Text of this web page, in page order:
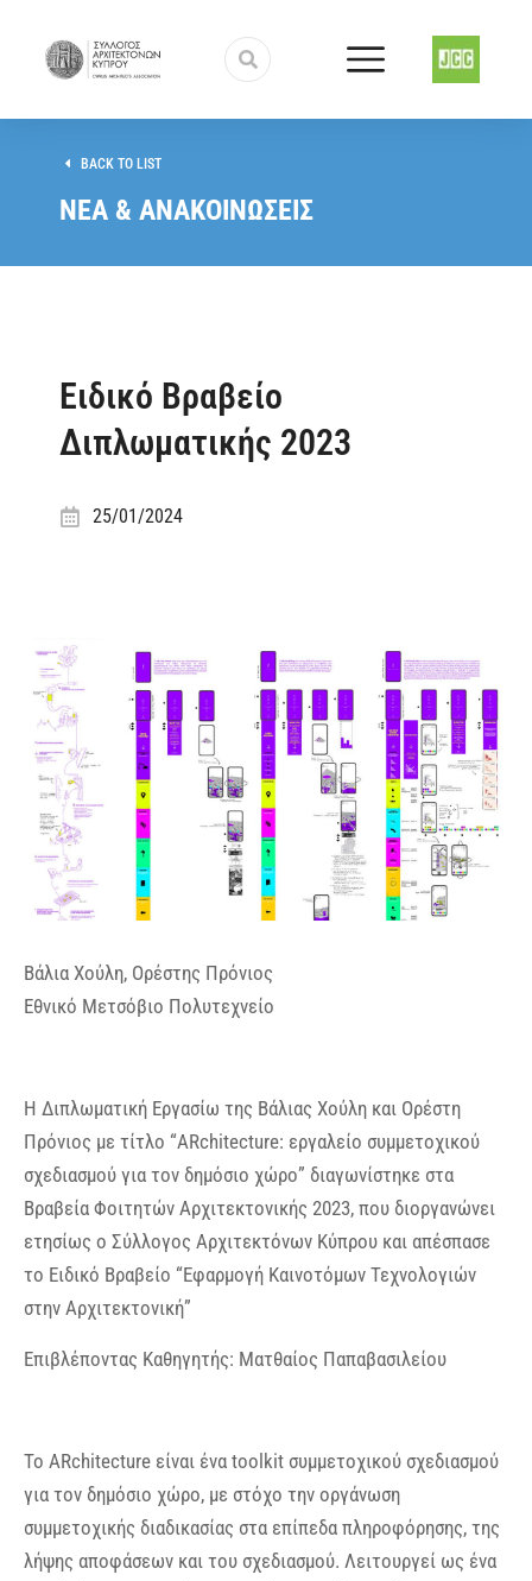
BACK TO LIST
ΝΕΑ & ΑΝΑΚΟΙΝΩΣΕΙΣ
Ειδικό Βραβείο
Διπλωματικής 2023
25/01/2024
Βάλια Χούλη, Ορέστης Πρόνιος
Εθνικό Μετσόβιο Πολυτεχνείο
Η Διπλωματική Εργασίω της Βάλιας Χούλη και Ορέστη
Πρόνιος με τίτλο “ARchitecture: εργαλείο συμμετοχικού
σχεδιασμού για τον δημόσιο χώρο” διαγωνίστηκε στα
Βραβεία Φοιτητών Αρχιτεκτονικής 2023, που διοργανώνει
ετησίως ο Σύλλογος Αρχιτεκτόνων Κύπρου και απέσπασε
το Ειδικό Βραβείο “Εφαρμογή Καινοτόμων Τεχνολογιών
στην Αρχιτεκτονική”
Επιβλέποντας Καθηγητής: Ματθαίος Παπαβασιλείου
Το ARchitecture είναι ένα toolkit συμμετοχικού σχεδιασμού
για τον δημόσιο χώρο, με στόχο την οργάνωση
συμμετοχικής διαδικασίας στα επίπεδα πληροφόρησης, της
λήψης αποφάσεων και του σχεδιασμού. Λειτουργεί ως ένα